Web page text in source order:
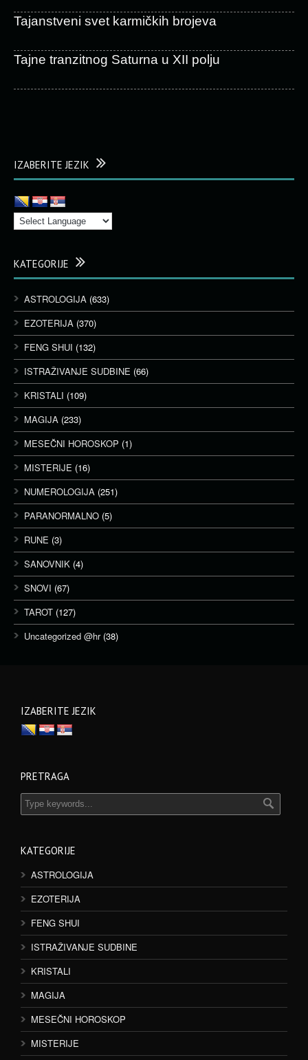
Tajanstveni svet karmičkih brojeva
Tajne tranzitnog Saturna u XII polju
IZABERITE JEZIK
KATEGORIJE
ASTROLOGIJA (633)
EZOTERIJA (370)
FENG SHUI (132)
ISTRAŽIVANJE SUDBINE (66)
KRISTALI (109)
MAGIJA (233)
MESEČNI HOROSKOP (1)
MISTERIJE (16)
NUMEROLOGIJA (251)
PARANORMALNO (5)
RUNE (3)
SANOVNIK (4)
SNOVI (67)
TAROT (127)
Uncategorized @hr(38)
IZABERITE JEZIK
PRETRAGA
KATEGORIJE
ASTROLOGIJA
EZOTERIJA
FENG SHUI
ISTRAŽIVANJE SUDBINE
KRISTALI
MAGIJA
MESEČNI HOROSKOP
MISTERIJE